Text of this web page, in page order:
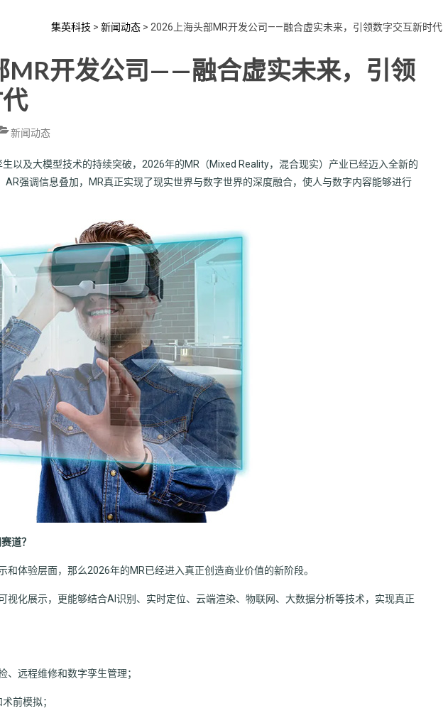
集英科技 > 新闻动态 > 2026上海头部MR开发公司——融合虚实未来，引领数字交互新时代
MR开发公司——融合虚实未来，引领
新闻动态
以及大模型技术的持续突破，2026年的MR（Mixed Reality，混合现实）产业已经迈入全新的
AR强调信息叠加，MR真正实现了现实世界与数字世界的深度融合，使人与数字内容能够进行
道？
和体验层面，那么2026年的MR已经进入真正创造商业价值的新阶段。
视化展示，更能够结合AI识别、实时定位、云端渲染、物联网、大数据分析等技术，实现真正
、远程维修和数字孪生管理；
前模拟；